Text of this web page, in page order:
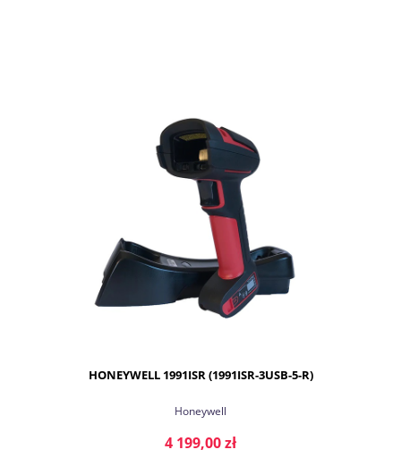
HONEYWELL 1991ISR (1991ISR-3USB-5-R)
Honeywell
4 199,00 zł